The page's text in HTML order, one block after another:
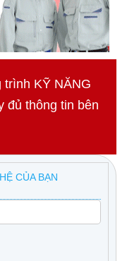
KỸ NĂNG
đủ thông tin bên
CỦA BẠN